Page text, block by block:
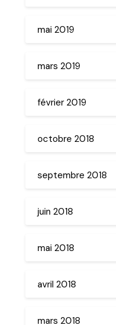
mai 2019
mars 2019
février 2019
octobre 2018
septembre 2018
juin 2018
mai 2018
avril 2018
mars 2018